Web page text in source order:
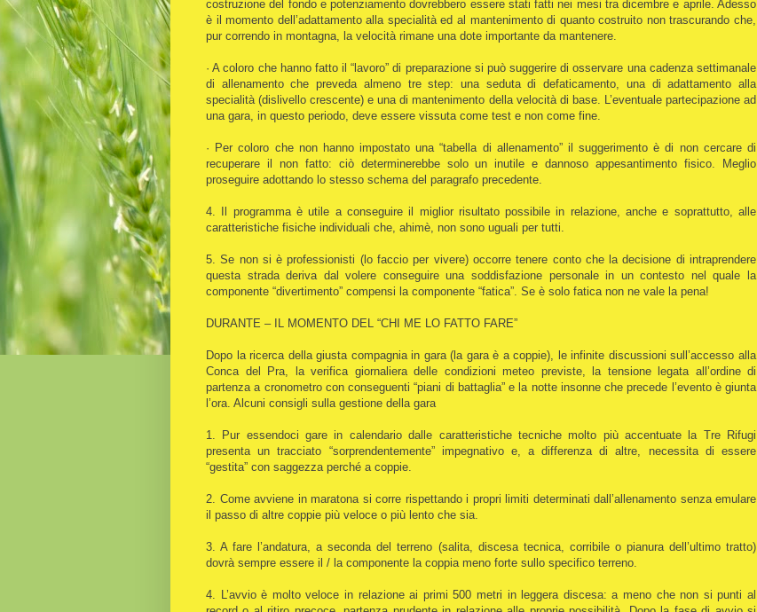
costruzione del fondo e potenziamento dovrebbero essere stati fatti nei mesi tra dicembre e aprile. Adesso
è il momento dell’adattamento alla specialità ed al mantenimento di quanto costruito non trascurando che,
pur correndo in montagna, la velocità rimane una dote importante da mantenere.
· A coloro che hanno fatto il “lavoro” di preparazione si può suggerire di osservare una cadenza settimanale
di allenamento che preveda almeno tre step: una seduta di defaticamento, una di adattamento alla
specialità (dislivello crescente) e una di mantenimento della velocità di base. L’eventuale partecipazione ad
una gara, in questo periodo, deve essere vissuta come test e non come fine.
· Per coloro che non hanno impostato una “tabella di allenamento” il suggerimento è di non cercare di
recuperare il non fatto: ciò determinerebbe solo un inutile e dannoso appesantimento fisico. Meglio
proseguire adottando lo stesso schema del paragrafo precedente.
4. Il programma è utile a conseguire il miglior risultato possibile in relazione, anche e soprattutto, alle
caratteristiche fisiche individuali che, ahimè, non sono uguali per tutti.
5. Se non si è professionisti (lo faccio per vivere) occorre tenere conto che la decisione di intraprendere
questa strada deriva dal volere conseguire una soddisfazione personale in un contesto nel quale la
componente “divertimento” compensi la componente “fatica”. Se è solo fatica non ne vale la pena!
DURANTE – IL MOMENTO DEL “CHI ME LO FATTO FARE”
Dopo la ricerca della giusta compagnia in gara (la gara è a coppie), le infinite discussioni sull’accesso alla
Conca del Pra, la verifica giornaliera delle condizioni meteo previste, la tensione legata all’ordine di
partenza a cronometro con conseguenti “piani di battaglia” e la notte insonne che precede l’evento è giunta
l’ora. Alcuni consigli sulla gestione della gara
1. Pur essendoci gare in calendario dalle caratteristiche tecniche molto più accentuate la Tre Rifugi
presenta un tracciato “sorprendentemente” impegnativo e, a differenza di altre, necessita di essere
“gestita” con saggezza perché a coppie.
2. Come avviene in maratona si corre rispettando i propri limiti determinati dall’allenamento senza emulare
il passo di altre coppie più veloce o più lento che sia.
3. A fare l’andatura, a seconda del terreno (salita, discesa tecnica, corribile o pianura dell’ultimo tratto)
dovrà sempre essere il / la componente la coppia meno forte sullo specifico terreno.
4. L’avvio è molto veloce in relazione ai primi 500 metri in leggera discesa: a meno che non si punti al